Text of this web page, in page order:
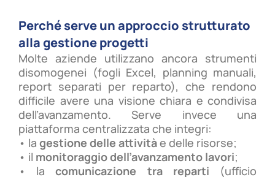
Perché serve un approccio strutturato
alla gestione progetti
Molte aziende utilizzano ancora strumenti
disomogenei (fogli Excel, planning manuali,
report separati per reparto), che rendono
difficile avere una visione chiara e condivisa
dell’avanzamento. Serve invece una
piattaforma centralizzata che integri:
• la gestione delle attivitàe delle risorse;
• il monitoraggio dell’avanzamento lavori;
• lacomunicazione tra reparti (ufficio